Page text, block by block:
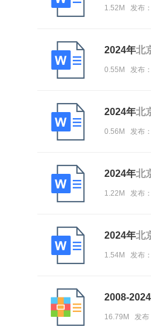
1.52M 发布
2024年北
0.55M 发布
2024年北
0.56M 发布
2024年北
1.22M 发布
2024年北
1.54M 发布
2008-
16.79M 发